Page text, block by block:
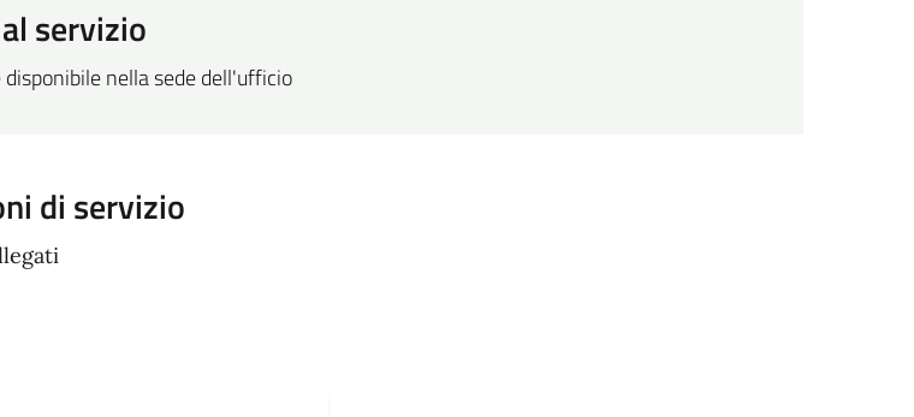
servizio
disponibile nella sede dell'ufficio
di servizio